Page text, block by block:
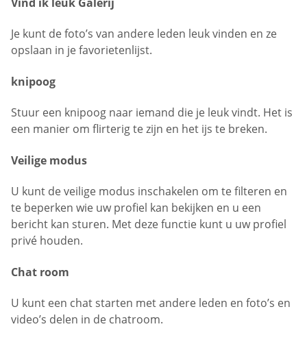
Je kunt de foto’s van andere leden leuk vinden en ze
opslaan in je favorietenlijst.
knipoog
Stuur een knipoog naar iemand die je leuk vindt. Het is
een manier om flirterig te zijn en het ijs te breken.
Veilige modus
U kunt de veilige modus inschakelen om te filteren en
te beperken wie uw profiel kan bekijken en u een
bericht kan sturen. Met deze functie kunt u uw profiel
privé houden.
Chat room
U kunt een chat starten met andere leden en foto’s en
video’s delen in de chatroom.